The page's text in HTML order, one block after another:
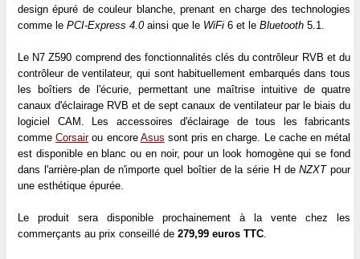
design épuré de couleur blanche, prenant en charge des technologies
comme le PCI-Express 4.0ainsi que le WiFi 6 et le Bluetooth 5.1.
Le N7 Z590 comprend des fonctionnalités clés du contrôleur RVB et du
contrôleur de ventilateur, qui sont habituellement embarqués dans tous
les boîtiers de l'écurie, permettant une maîtrise intuitive de quatre
canaux d'éclairage RVB et de sept canaux de ventilateur par le biais du
logiciel CAM. Les accessoires d'éclairage de tous les fabricants
commeCorsairou encore Asus sont pris en charge. Le cache en métal
est disponible en blanc ou en noir, pour un look homogène qui se fond
dans l'arrière-plan de n'importe quel boîtier de la série H deNZXTpour
une esthétique épurée.
Le produit sera disponible prochainement à la vente chez les
commerçants au prix conseillé de 279,99 euros TTC.